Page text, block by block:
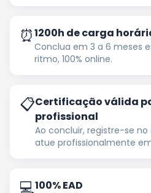
⏰1200h de carga
Conclua em 3 a 6 meses
ritmo, 100% online.
📋Certificação válida
profissional
Ao concluir, registre-se
atue profissionalmente
💻100% EAD